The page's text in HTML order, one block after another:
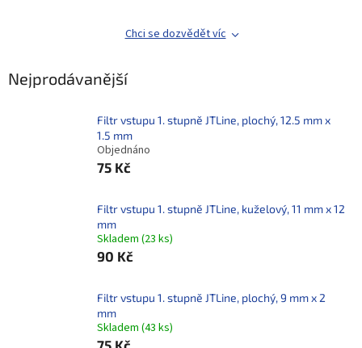
Chci se dozvědět víc
Nejprodávanější
Filtr vstupu 1. stupně JTLine, plochý, 12.5 mm x
1.5 mm
Objednáno
75 Kč
Filtr vstupu 1. stupně JTLine, kuželový, 11 mm x 12
mm
Skladem (23 ks)
90 Kč
Filtr vstupu 1. stupně JTLine, plochý, 9 mm x 2
mm
Skladem (43 ks)